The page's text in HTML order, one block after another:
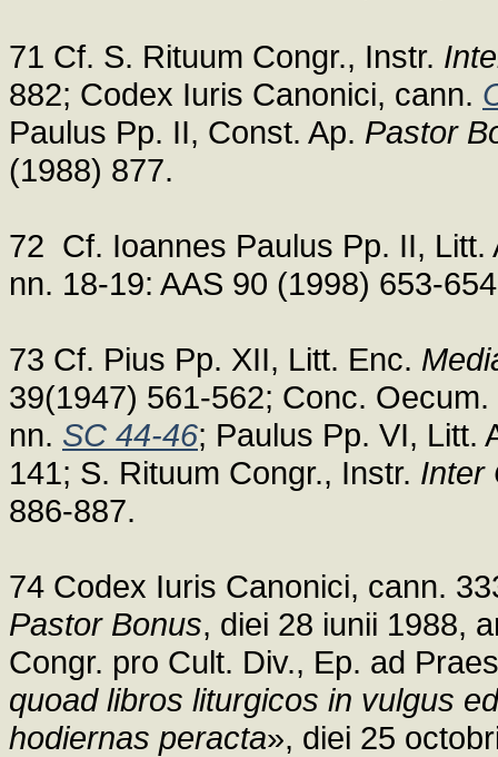
71 Cf. S. Rituum Congr., Instr.
882; Codex Iuris Canonici, cann.
Paulus Pp. II, Const. Ap. Pastor
(1988) 877.
72 Cf. Ioannes Paulus Pp. II,
nn. 18-19: AAS 90 (1998) 653-
73 Cf. Pius Pp. XII, Litt. Enc.
39(1947) 561-562; Conc.
nn. SC 44-46; Paulus Pp. VI, Litt.
141; S. Rituum Congr., Instr. Inter
886-887.
74 Codex Iuris Canonici, cann.
Pastor Bonus, diei 28 iunii 1988,
Congr. pro Cult. Div., Ep. ad
quoad libros liturgicos in vulgus
hodiernas peracta», diei 25